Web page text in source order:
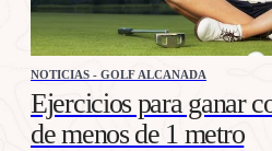
NOTICIAS - GOLF ALCANADA
Ejercicios para ganar
de menos de 1 metro